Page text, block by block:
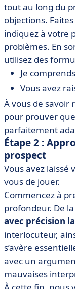
tout au long du
objections.
indiquez à votre
problèmes. En
utilisez des
Je
Vous avez
À vous de savoir
pour prouver
parfaitement
Étape 2 :
prospect
Vous avez laissé
vous de jouer.
Commencez à
profondeur. De
avec précision
interlocuteur,
s’avère
avec un
mauvaises